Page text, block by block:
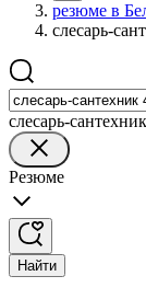
резюме в
слесарь-
слесарь-
Резюме
Найти